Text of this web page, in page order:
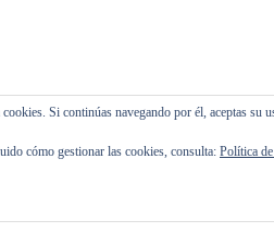
Si continúas navegando por él, aceptas su
cómo gestionar las cookies, consulta: Política